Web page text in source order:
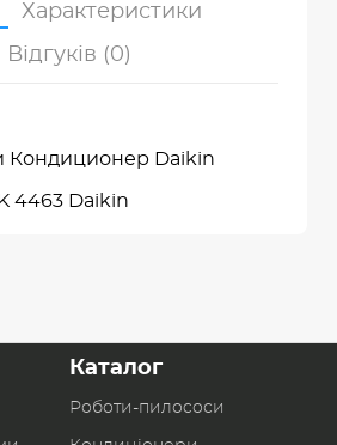
Характеристики
Відгуків (0)
Кондиционер Daikin
4463 Daikin
Каталог
Роботи-пилоcоси